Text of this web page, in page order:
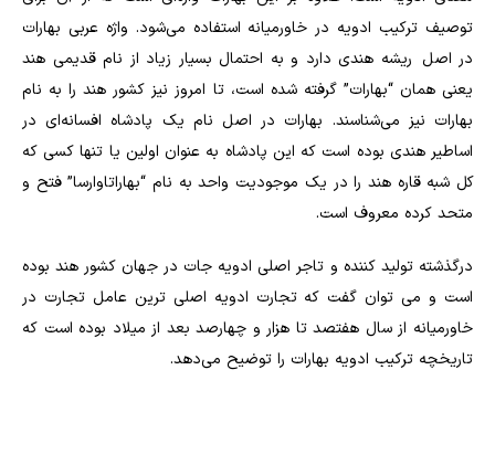
توصیف ترکیب ادویه در خاورمیانه استفاده می‌شود. واژه عربی بهارات
در اصل ریشه هندی دارد و به احتمال بسیار زیاد از نام قدیمی هند
یعنی همان “بهارات” گرفته شده است، تا امروز نیز کشور هند را به نام
بهارات نیز می‌شناسند. بهارات در اصل نام یک پادشاه افسانه‌ای در
اساطیر هندی بوده است که این پادشاه به عنوان اولین یا تنها کسی که
کل شبه قاره هند را در یک موجودیت واحد به نام “بهاراتاوارسا” فتح و
متحد کرده معروف است.
درگذشته تولید کننده و تاجر اصلی ادویه جات در جهان کشور هند بوده
است و می توان گفت که تجارت ادویه اصلی ترین عامل تجارت در
خاورمیانه از سال هفتصد تا هزار و چهارصد بعد از میلاد بوده است که
تاریخچه ترکیب ادویه بهارات را توضیح می‌دهد.